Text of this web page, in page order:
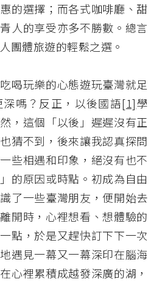
的選擇；而各式咖啡廳、甜
人的享受亦多不勝數。總言
團體旅遊的輕鬆之選。
喝玩樂的心態遊玩臺灣就足
嗎？反正，以後國語[1]學
，這個「以後」遲遲沒有正
猜不到，後來讓我認真探問
些相遇和印象，絕沒有也不
的原因或時點。初成為自由
了一些臺灣朋友，便開始去
開時，心裡想看、想體驗的
點，於是又趕快訂下下一次
遇見一幕又一幕深印在腦海
心裡累積成越發深廣的湖，